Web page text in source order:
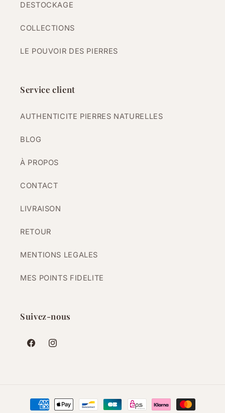
DESTOCKAGE
COLLECTIONS
LE POUVOIR DES PIERRES
Service client
AUTHENTICITE PIERRES NATURELLES
BLOG
À PROPOS
CONTACT
LIVRAISON
RETOUR
MENTIONS LEGALES
MES POINTS FIDELITE
Suivez-nous
FacebookInstagram
Moyens